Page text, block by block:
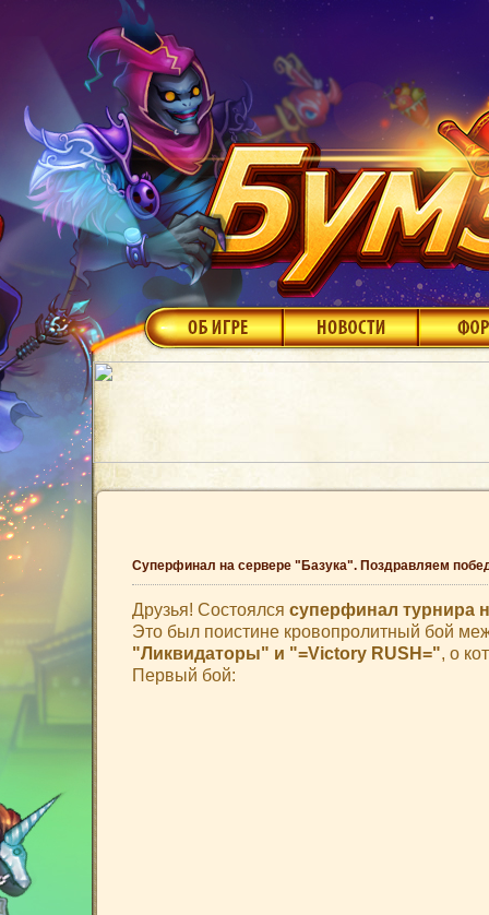
Суперфинал на сервере "Базука". Поздравляем
Друзья! Состоялся суперфинал турнира
Это был поистине кровопролитный бой
"Ликвидаторы" и "=Victory RUSH=", о
Первый бой: